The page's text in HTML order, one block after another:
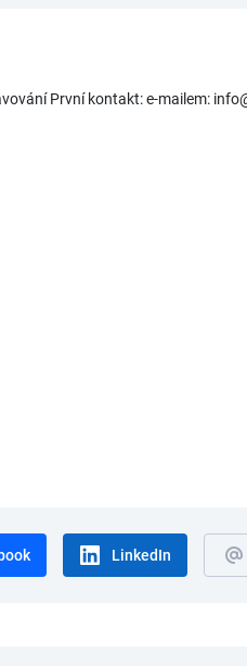
První kontakt: e-mailem:
LinkedIn